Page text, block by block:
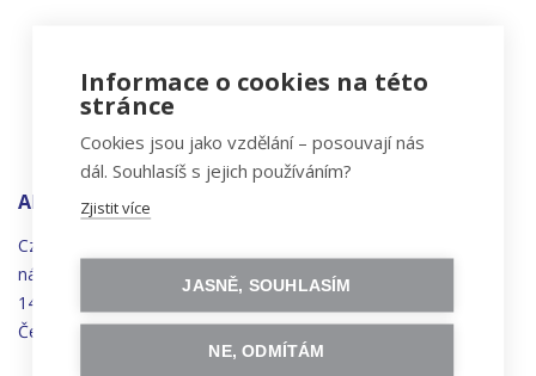
ADRESA
Czechitas, z.ú.
náměstí
Synků 1748/17
140 00 Praha 4 - Nusle
Česká republika
Informace o cookies na této
stránce
Cookies jsou jako vzdělání – posouvají nás
dál. Souhlasíš s jejich používáním?
Zjistit více
JASNĚ, SOUHLASÍM
NE, ODMÍTÁM